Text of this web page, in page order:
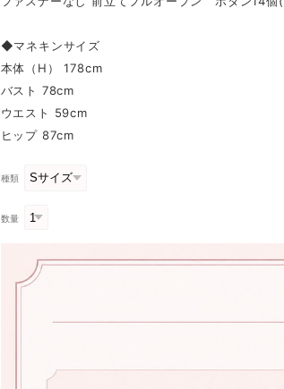
◆マネキンサイズ
本体（H） 178cm
バスト 78cm
ウエスト 59cm
ヒップ 87cm
種類
数量